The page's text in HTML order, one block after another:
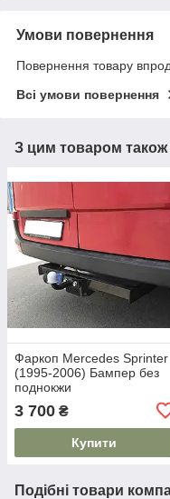
Умови повернення
Повернення товару
Всі умови повернення
З цим товаром
Фаркоп Mercedes Sprinter
(1995-2006) Бампер без
поднокжи
3 700 ₴
Купити
Подібні товари